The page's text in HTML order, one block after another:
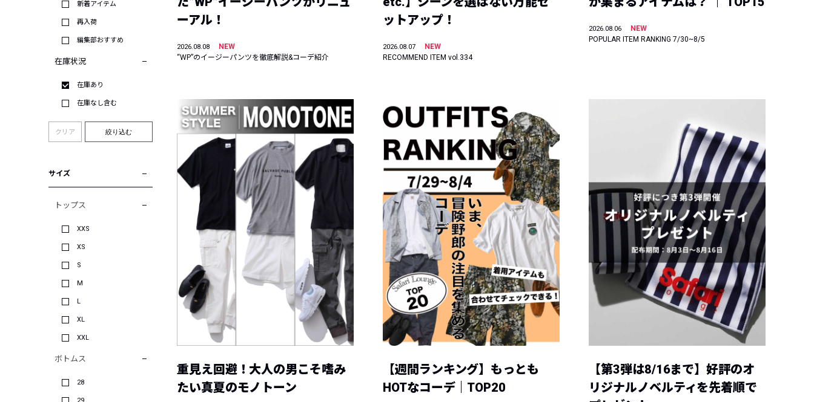
新着アイテム
再入荷
編集部おすすめ
在庫状況
在庫あり
在庫なし含む
クリア 絞り込む
サイズ
トップス
XXS
XS
S
M
L
XL
XXL
ボトムス
28
ーアル！
2026.08.08
NEW
“WP”のイージーパンツを徹底解説&コーデ紹介
ットアップ！
2026.08.07
NEW
RECOMMEND ITEM vol.334
2026.08.06
NEW
POPULAR ITEM RANKING 7/30~8/5
重見え回避！大人の男こそ嗜み
たい真夏のモノトーン
【週間ランキング】もっとも
HOTなコーデ｜TOP20
【第3弾は8/16まで】好評のオ
リジナルノベルティを先着順で